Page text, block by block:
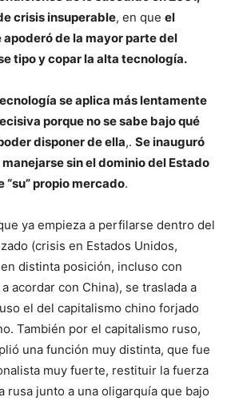
crisis insuperable, en que el
de la mayor parte del
tipo y copar la alta tecnología.
se aplica más lentamente
porque no se sabe bajo qué
disponer de ella,. Se inauguró
sin el dominio del Estado
“su” propio mercado.
ya empieza a perfilarse dentro del
(crisis en Estados Unidos,
distinta posición, incluso con
acordar con China), se traslada a
el del capitalismo chino forjado
También por el capitalismo ruso,
una función muy distinta, que fue
muy fuerte, restituir la fuerza
rusa junto a una oligarquía que bajo